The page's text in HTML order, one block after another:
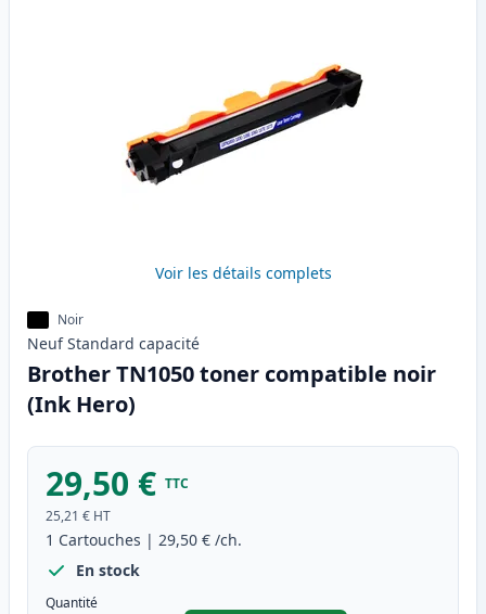
Voir les détails complets
Noir
Neuf Standard capacité
Brother TN1050 toner compatible noir
(Ink Hero)
29,50 € TTC
25,21 € HT
1 Cartouches | 29,50 € /ch.
En stock
Quantité